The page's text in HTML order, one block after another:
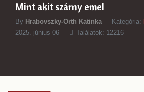
Mint akit szárny emel
By Hrabovszky-Orth Katinka Kategória:
2025. június 06
Találatok: 12216